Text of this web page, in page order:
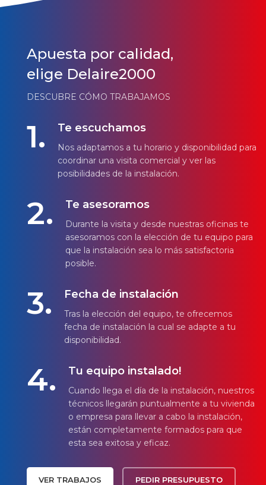
Apuesta por calidad,
elige Delaire2000
DESCUBRE CÓMO TRABAJAMOS
1. Te escuchamos
Nos adaptamos a tu horario y disponibilidad para
coordinar una visita comercial y ver las
posibilidades de la instalación.
2. Te asesoramos
Durante la visita y desde nuestras oficinas te
asesoramos con la elección de tu equipo para
que la instalación sea lo más satisfactoria
posible.
3. Fecha de instalación
Tras la elección del equipo, te ofrecemos
fecha de instalación la cual se adapte a tu
disponibilidad.
4. Tu equipo instalado!
Cuando llega el día de la instalación, nuestros
técnicos llegarán puntualmente a tu vivienda
o empresa para llevar a cabo la instalación,
están completamente formados para que
esta sea exitosa y eficaz.
VER TRABAJOS PEDIR PRESUPUESTO